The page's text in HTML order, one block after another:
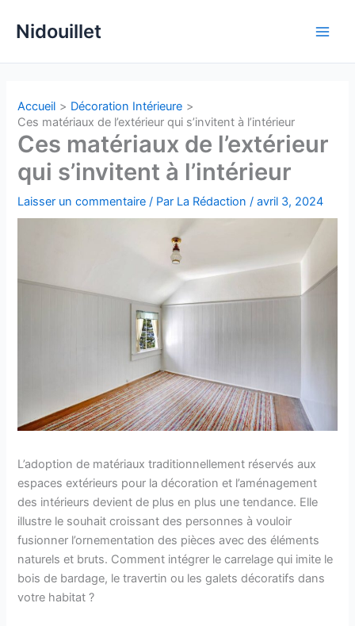
Nidouillet
Accueil
Décoration Intérieure
Ces matériaux de l’extérieur qui s’invitent à l’intérieur
Ces matériaux de l’extérieur
qui s’invitent à l’intérieur
Laisser un commentaire / Par La Rédaction/avril 3, 2024
L’adoption de matériaux traditionnellement réservés aux
espaces extérieurs pour la décoration et l’aménagement
des intérieurs devient de plus en plus une tendance. Elle
illustre le souhait croissant des personnes à vouloir
fusionner l’ornementation des pièces avec des éléments
naturels et bruts. Comment intégrer le carrelage qui imite le
bois de bardage, le travertin ou les galets décoratifs dans
votre habitat ?